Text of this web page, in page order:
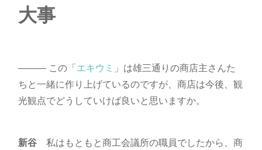
大事
――― この「エキウミ 」は雄三通りの商店主さんた
ちと一緒に作り上げているのですが、商店は今後、観
光観点でどうしていけば良いと思いますか。
新谷私はもともと商工会議所の職員でしたから、商